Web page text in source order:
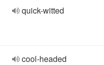
quick-witted
cool-headed